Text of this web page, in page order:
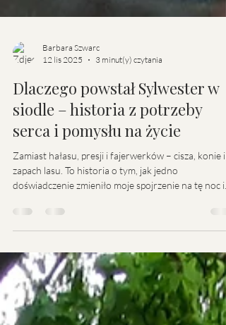
12 lis 2025
3 minut(y) czytania
Dlaczego powstał Sylwester w
siodle – historia z potrzeby
serca i pomysłu na życie
Zamiast hałasu, presji i fajerwerków – cisza, konie i
doświadczenie zmieniło moje spojrzenie na tę noc i
stało się początkiem nowej tradycji – powitania
radością.